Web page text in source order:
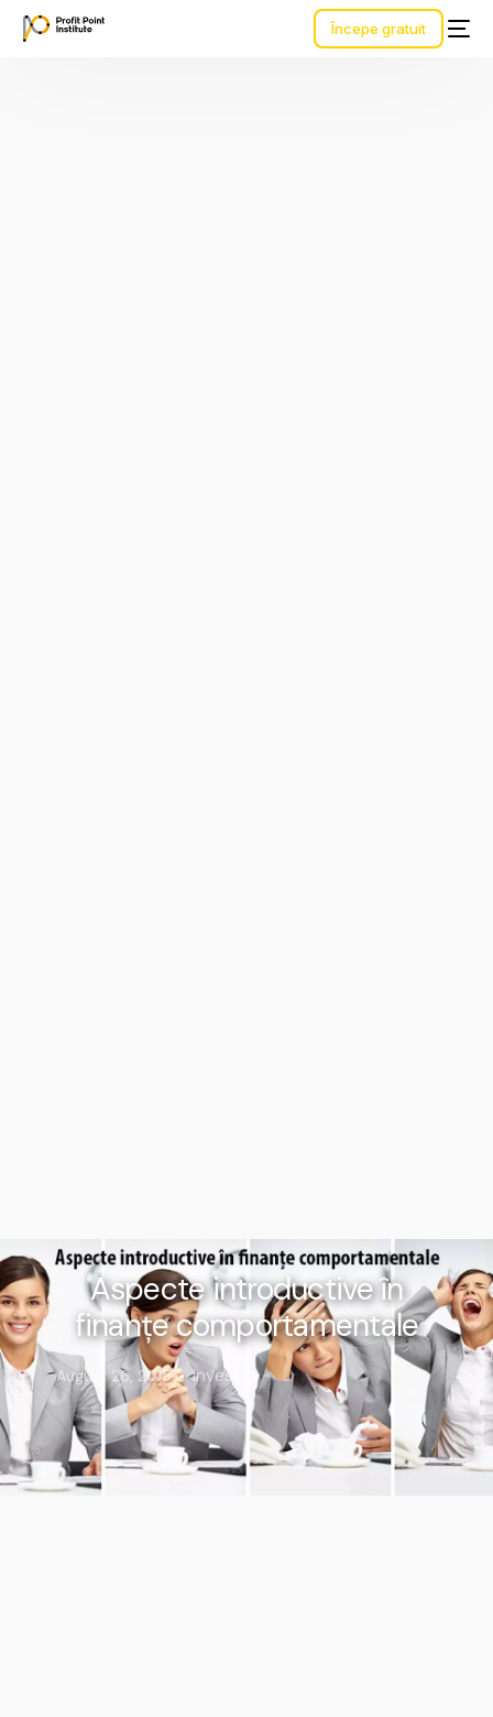
Începe gratuit
Aspecte introductive în
finanțe comportamentale
August 26, 2015 Investiții